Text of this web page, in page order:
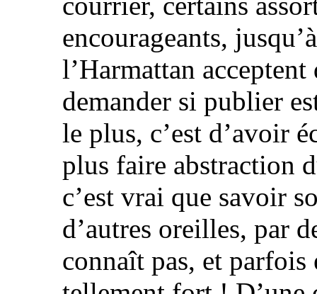
encourageants,
l’Harmattan
demander si publier
le plus, c’est d’avoir
plus faire abstraction
c’est vrai que savoir
d’autres oreilles, par
connaît pas, et parfois